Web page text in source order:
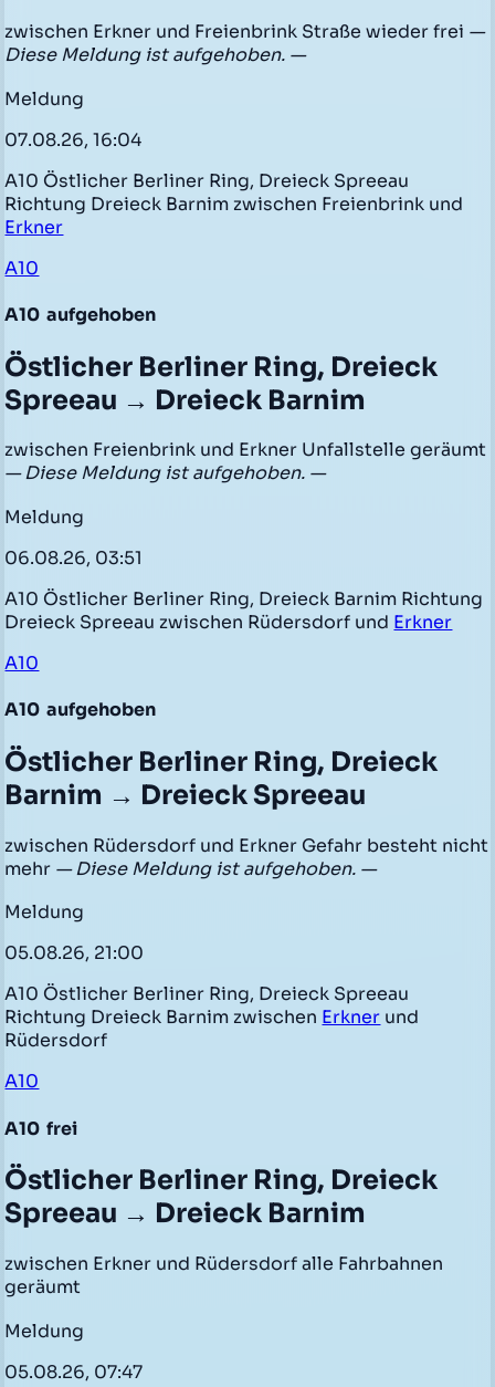
zwischen Erkner und Freienbrink Straße wieder frei —
Diese Meldung ist aufgehoben. —
Meldung
07.08.26, 16:04
A10 Östlicher Berliner Ring, Dreieck Spreeau
Richtung Dreieck Barnim zwischen Freienbrink und
Erkner
A10
A10 aufgehoben
Östlicher Berliner Ring, Dreieck
Spreeau → Dreieck Barnim
zwischen Freienbrink und Erkner Unfallstelle geräumt
— Diese Meldung ist aufgehoben. —
Meldung
06.08.26, 03:51
A10 Östlicher Berliner Ring, Dreieck Barnim Richtung
Dreieck Spreeau zwischen Rüdersdorf und Erkner
A10
A10 aufgehoben
Östlicher Berliner Ring, Dreieck
Barnim → Dreieck Spreeau
zwischen Rüdersdorf und Erkner Gefahr besteht nicht
mehr — Diese Meldung ist aufgehoben. —
Meldung
05.08.26, 21:00
A10 Östlicher Berliner Ring, Dreieck Spreeau
Richtung Dreieck Barnim zwischen Erkner und
Rüdersdorf
A10
A10 frei
Östlicher Berliner Ring, Dreieck
Spreeau → Dreieck Barnim
zwischen Erkner und Rüdersdorf alle Fahrbahnen
geräumt
Meldung
05.08.26, 07:47